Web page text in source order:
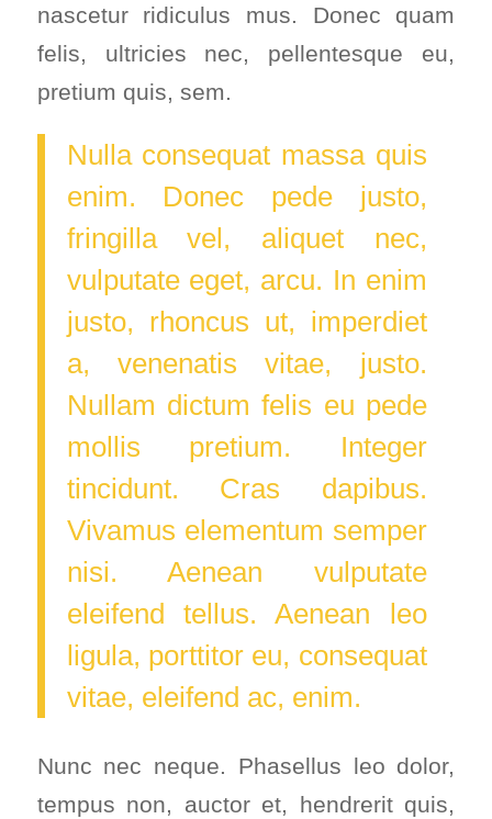
nascetur ridiculus mus. Donec quam
felis, ultricies nec, pellentesque eu,
pretium quis, sem.
Nulla consequat massa quis
enim. Donec pede justo,
fringilla vel, aliquet nec,
vulputate eget, arcu. In enim
justo, rhoncus ut, imperdiet
a, venenatis vitae, justo.
Nullam dictum felis eu pede
mollis pretium. Integer
tincidunt. Cras dapibus.
Vivamus elementum semper
nisi. Aenean vulputate
eleifend tellus. Aenean leo
ligula, porttitor eu, consequat
vitae, eleifend ac, enim.
Nunc nec neque. Phasellus leo dolor,
tempus non, auctor et, hendrerit quis,